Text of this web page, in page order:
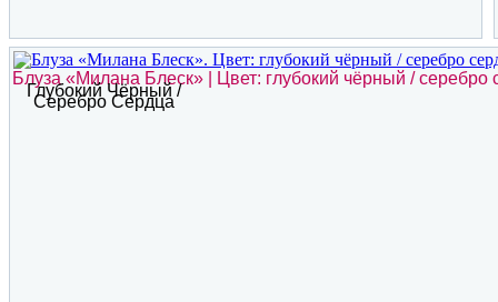
Блуза «Милана Блеск» | Цвет: глубокий чёрный / серебро
Глубокий Чёрный /
Серебро Сердца